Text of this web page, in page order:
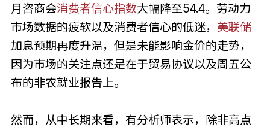
月咨商会消费者信心指数大幅降至54.4。劳动力
市场数据的疲软以及消费者信心的低迷， 美联储
加息预期再度升温，但是未能影响金价的走势，
因为市场的关注点还是在于贸易协议以及周五公
布的非农就业报告上。
然而，从中长期来看，有分析师表示，除非高点